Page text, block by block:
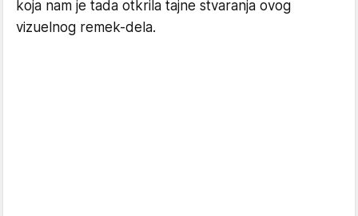
koja nam je tada otkrila tajne stvaranja ovog
vizuelnog remek-dela.